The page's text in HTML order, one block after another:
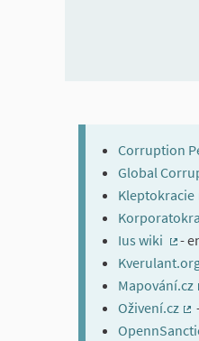
Corruption
Global
Kleptokracie
Ius wiki
-
Mapování.cz
Oživení.cz